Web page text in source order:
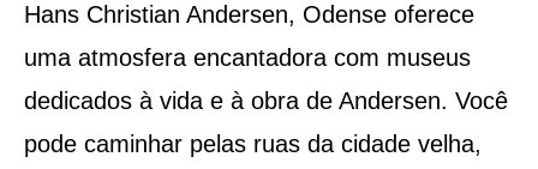
Hans Christian Andersen, Odense oferece
uma atmosfera encantadora com museus
dedicados à vida e à obra de Andersen. Você
pode caminhar pelas ruas da cidade velha,